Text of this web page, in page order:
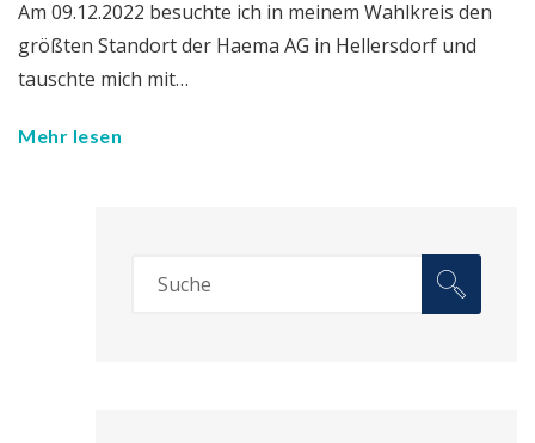
Am 09.12.2022 besuchte ich in meinem Wahlkreis den
größten Standort der Haema AG in Hellersdorf und
tauschte mich mit…
Mehr lesen